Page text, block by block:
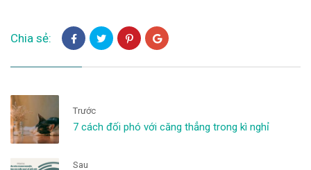
Chia sẻ:
Trước
7 cách đối phó với căng thẳng trong kì nghỉ
Sau